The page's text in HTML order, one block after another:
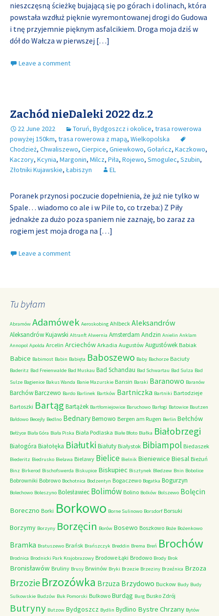
nieszczęsną ścieżkę bujającą się po górach i dolinach, która
powstała wzdłuż pięknie wyremontowanej drogi do Gudowa
i tnę przyjemnie pięknym asfalcikiem. Droga moja dziś w
dół do Wałcza w pierwszej […]
Leave a comment
Zachód nieDaleki 2022 dz.2
22 June 2022 Toruń, Bydgoszcz i okolice, trasa rowerowa
powyżej 150km, trasa rowerowa z mapą, Wielkopolska
Chodzież, Chwaliszewo, Cierpice, Gniewkowo, Gołańcz, Kaczkowo,
Kaczory, Kcynia, Margonin, Milcz, Piła, Rojewo, Smogulec, Szubin,
Złotniki Kujawskie, Łabiszyn EL
Poranek przynosi poczucie dopełnienia, że już nie tylko w
Spale… wiadomo co ale i w Pile to, co trzeba:) Z Piły
jednakże za dużo poza spaniem nie zaznaję, bo zaraz za
rogiem jest moja droga na […]
Leave a comment
Tu byłam
Abramów Adamówek Aeroskobing Ahlbeck Aleksandrów
Aleksandrów Kujawski Altranft Alwernia Amsterdam Andzin Anielin Anklam
Annopol Apolda Arcelin Arciechów Arkadia Augustów Augustówek Babiak
Babice Babimost Babin Babięta Baboszewo Baby Bachorze Baciuty
Baderitz Bad Freienwalde Bad Muskau Bad Schandau Bad Schwartau Bad Sulza Bad
Sulze Bagienice Bakus Wanda Banie Mazurskie Bansin Baraki Baranowo Baranów
BarchówBarczewo Bardo Barlinek Bartków Bartniczka Bartniki Bartodzieje
Bartoszki Bartąg Bartążek Bartłomiejowice Baruchowo Barłogi Batowice Bautzen
Bałdowo Becejły Bedlno BednaryBemowo Bergen am Rugen Berlin Bełchów
Bełżyce Biała Góra Biała Piska Biała Podlaska Białe Błoto Białka Białobrzegi
Białogóra Białołęka Białutki Białuty Białystok Bibiampol Biedaszek
Biederitz Biedrusko Bielawa Bielawy Bielice Bielnik Bieniewice Biesal Bieżuń
Binz Birkerod Bischofswerda Biskupice Biskupiec Bisztynek Bledzew Bnin Bobolice
Bobrowniki Bobrowo Bochotnica Bodzentyn Bogaczewo Bogatka Bogurzyn
Bolechowo Boleszyno Bolesławiec Bolimów Bolino Bolków Bolszewo Bolęcin
Boreczno Borki Borkowo Borne Sulinowo Borsdorf Borsuki
Borzymy Borzyny Borzęcin Borów Bosewo Boszkowo Boże Bożenkowo
Bramka Bratuszewo Brańsk Brańszczyk Breddin Brema Breń Brochów
Brodnica Brodnicki Park Krajobrazowy Brodowe Łąki Brodowo Brody Brok
Bronisławów Bruliny Brusy Brwinów Bryki Brzezie Brzeziny Brzeźnica Brzoza
Brzozie Brzozówka Brzuza Brzydowo Buckow Budy Budy
Sulkowskie Budzów Buk Pomorski Bulkowo Burdąg Burg Busko Zdrój
Butryny Butzow Bydgoszcz Bydlin Bydlino Bystre Chrzany Bytów